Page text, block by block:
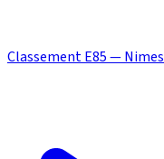
Classement E85 — Nimes